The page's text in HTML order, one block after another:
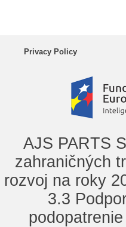
Privacy Policy
AJS PARTS
zahraničných
rozvoj na roky
3.3